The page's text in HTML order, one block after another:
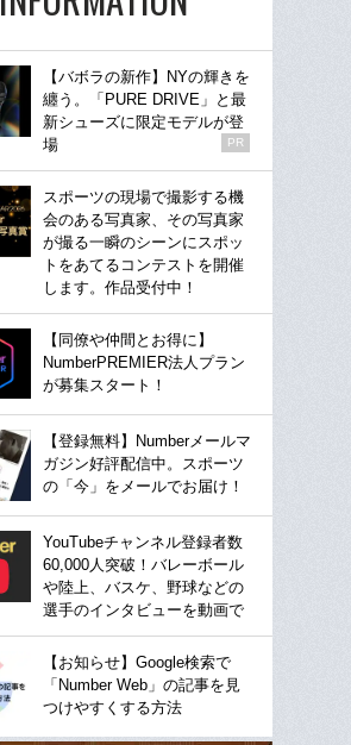
【バボラの新作】NYの輝きを
纏う。「PURE DRIVE」と最
新シューズに限定モデルが登
場
PR
スポーツの現場で撮影する機
会のある写真家、その写真家
が撮る一瞬のシーンにスポッ
トをあてるコンテストを開催
します。作品受付中！
【同僚や仲間とお得に】
NumberPREMIER法人プラン
が募集スタート！
【登録無料】Numberメールマ
ガジン好評配信中。スポーツ
の「今」をメールでお届け！
YouTubeチャンネル登録者数
60,000人突破！バレーボール
や陸上、バスケ、野球などの
選手のインタビューを動画で
【お知らせ】Google検索で
「Number Web」の記事を見
つけやすくする方法